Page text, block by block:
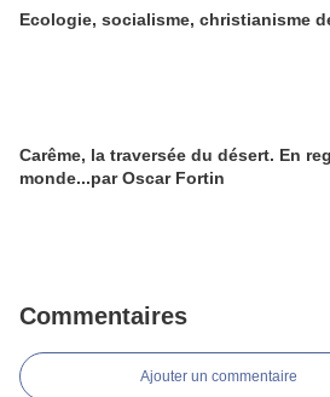
Ecologie, socialisme, christianisme
Carême, la traversée du désert. En
monde...par Oscar Fortin
Commentaires
Ajouter un commentaire